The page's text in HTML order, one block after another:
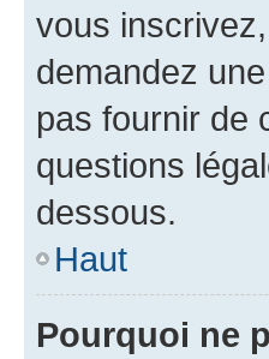
vous
demandez
pas fournir de
questions
dessous.
Haut
Pourquoi ne